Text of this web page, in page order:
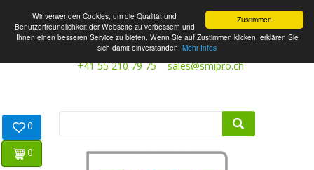
Zustimmen
Wir verwenden Cookies, um die Qualität und
Benutzerfreundlichkeit der Webseite zu verbessern und
Ihnen einen besseren Service zu bieten. Wenn Sie auf Zustimmen klicken, erklären Sie
sich damit einverstanden. Mehr Infos
+41 55 210 79 75 sales@smipro.ch
0
0